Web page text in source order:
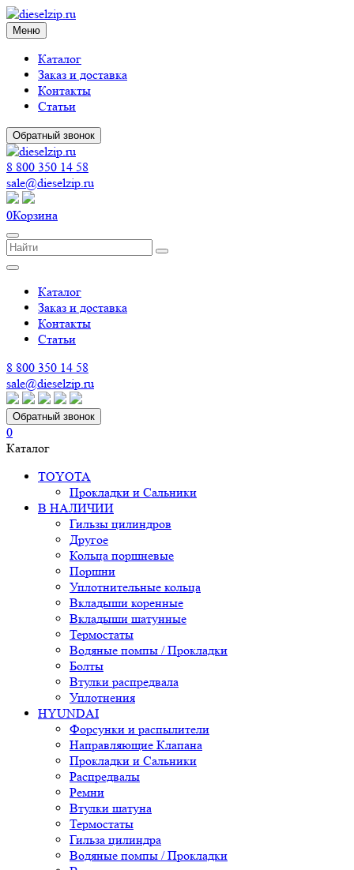
Меню
Каталог
Заказ и доставка
Контакты
Статьи
Обратный звонок
8 800 350 14 58
sale@dieselzip.ru
0Корзина
Каталог
Заказ и доставка
Контакты
Статьи
8 800 350 14 58
sale@dieselzip.ru
Обратный звонок
0
Каталог
TOYOTA
Прокладки и Сальники
В НАЛИЧИИ
Гильзы цилиндров
Другое
Кольца поршневые
Поршни
Уплотнительные кольца
Вкладыши коренные
Вкладыши шатунные
Термостаты
Водяные помпы / Прокладки
Болты
Втулки распредвала
Уплотнения
HYUNDAI
Форсунки и распылители
Направляющие Клапана
Прокладки и Сальники
Распредвалы
Ремни
Втулки шатуна
Термостаты
Гильза цилиндра
Водяные помпы / Прокладки